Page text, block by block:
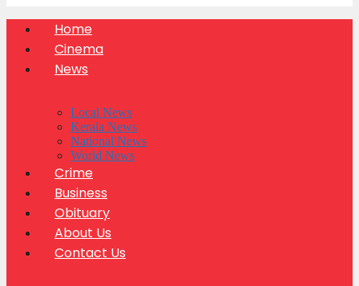
Home
Cinema
News
Local News
Kerala News
National News
World News
Crime
Business
Obituary
About Us
Contact Us